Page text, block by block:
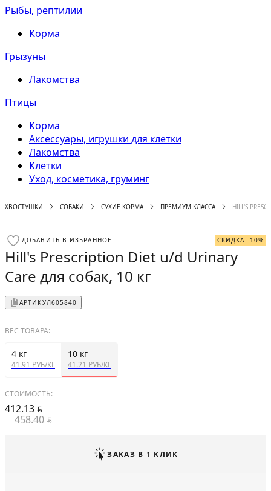
Рыбы, рептилии
Корма
Грызуны
Лакомства
Птицы
Корма
Аксессуары, игрушки для клетки
Лакомства
Клетки
Уход, косметика, груминг
ХВОСТУШКИ СОБАКИ СУХИЕ КОРМА ПРЕМИУМ КЛАССА HILL'S
ДОБАВИТЬ В ИЗБРАННОЕ СКИДКА -10%
Hill's Prescription Diet u/d Urinary
Care для собак, 10 кг
АРТИКУЛ605840
ВЕС ТОВАРА:
4 кг
41.91 РУБ/КГ
10 кг
41.21 РУБ/КГ
СТОИМОСТЬ:
412.13 BYN
458.40 BYN
ЗАКАЗ В 1 КЛИК